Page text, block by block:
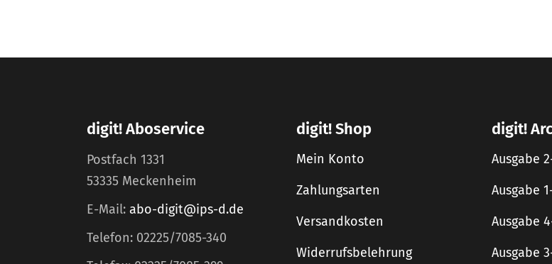
digit! Aboservice
Postfach 1331
53335 Meckenheim
E-Mail: abo-digit@ips-d.de
Telefon: 02225/7085-340
digit! Shop
Mein Konto
Zahlungsarten
Versandkosten
Widerrufsbelehrung
digit!
Ausgabe
Ausgabe
Ausgabe
Ausgabe